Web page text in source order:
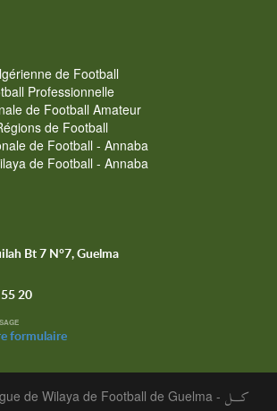
de Football
Professionnelle
de Football Amateur
de Football
de Football - Annaba
de Football - Annaba
Bt 7 N°7, Guelma
20
formulaire
de Wilaya de Football de Guelma - كـــل